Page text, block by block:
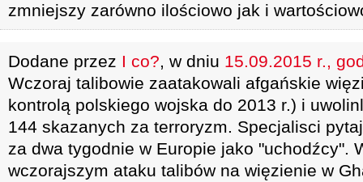
zmniejszy zarówno ilościowo jak i
Dodane przez I co?, w dniu 15.09.2015 r.,
Wczoraj talibowie zaatakowali afgańskie
kontrolą polskiego wojska do 2013 r.) i
144 skazanych za terroryzm. Specjalisci
za dwa tygodnie w Europie jako "uchodźcy".
wczorajszym ataku talibów na więzienie w